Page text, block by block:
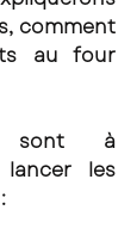
comment
au four
sont à
les